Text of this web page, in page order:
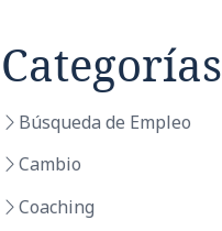
Categorías
Búsqueda de Empleo
Cambio
Coaching